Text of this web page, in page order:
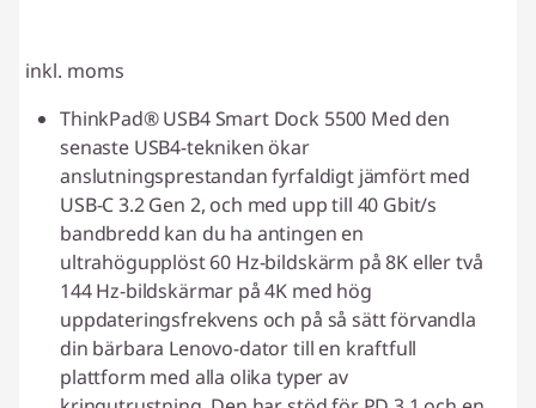
inkl. moms
ThinkPad® USB4 Smart Dock 5500 Med den
senaste USB4-tekniken ökar
anslutningsprestandan fyrfaldigt jämfört med
USB-C 3.2 Gen 2, och med upp till 40 Gbit/s
bandbredd kan du ha antingen en
ultrahögupplöst 60 Hz-bildskärm på 8K eller två
144 Hz-bildskärmar på 4K med hög
uppdateringsfrekvens och på så sätt förvandla
din bärbara Lenovo-dator till en kraftfull
plattform med alla olika typer av